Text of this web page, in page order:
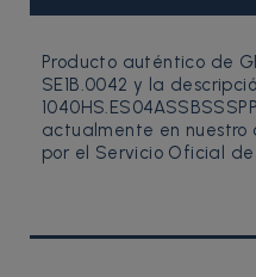
Producto auténtico de
SE1B.0042 y la
actualmente en
por el Servicio Oficial de